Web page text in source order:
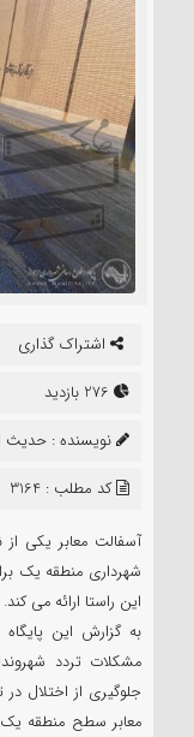
اشتراک گذاری
نویسنده : حدیث
سعیدکد مطلب : 3164
آسفالت معابر یکی
شهرداری منطقه یک
این راستا ارائه می کند.
به گزارش این
مشکلات تردد
جلوگیری از اختلال
معابر سطح منطقه یک